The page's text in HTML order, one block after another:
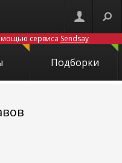
сервиса Sendsay
Подборки